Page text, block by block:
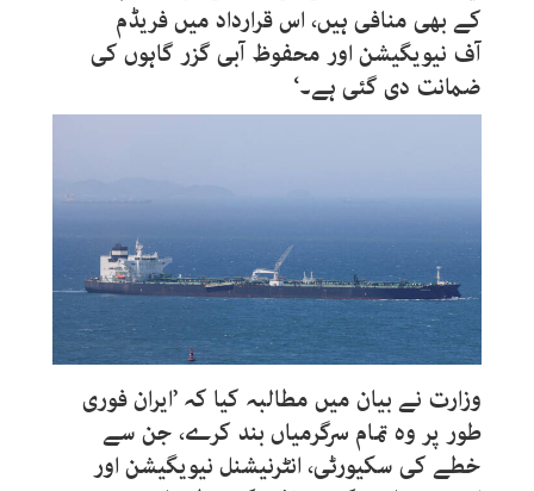
کے بھی منافی ہیں، اس قرارداد میں فریڈم
آف نیویگیشن اور محفوظ آبی گزر گاہوں کی
ضمانت دی گئی ہے۔‘
وزارت نے بیان میں مطالبہ کیا کہ ’ایران فوری
طور پر وہ تمام سرگرمیاں بند کرے، جن سے
خطے کی سکیورٹی، انٹرنیشنل نیویگیشن اور